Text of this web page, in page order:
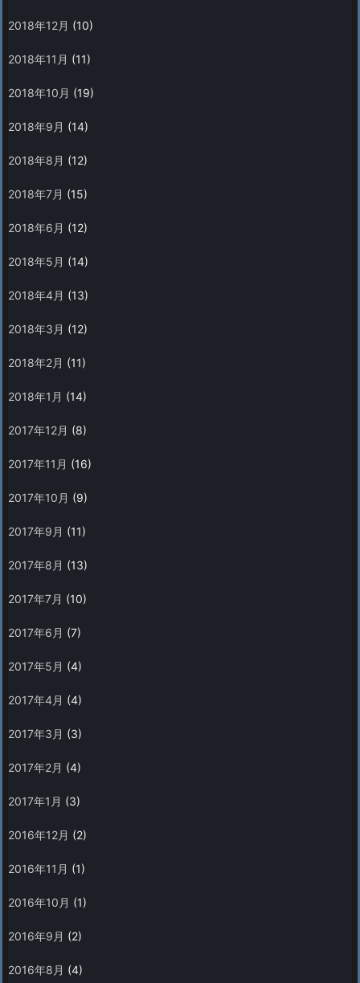
2018年12月 (10)
2018年11月 (11)
2018年10月 (19)
2018年9月 (14)
2018年8月 (12)
2018年7月 (15)
2018年6月 (12)
2018年5月 (14)
2018年4月 (13)
2018年3月 (12)
2018年2月 (11)
2018年1月 (14)
2017年12月 (8)
2017年11月 (16)
2017年10月 (9)
2017年9月 (11)
2017年8月 (13)
2017年7月 (10)
2017年6月 (7)
2017年5月 (4)
2017年4月 (4)
2017年3月 (3)
2017年2月 (4)
2017年1月 (3)
2016年12月 (2)
2016年11月 (1)
2016年10月 (1)
2016年9月 (2)
2016年8月 (4)